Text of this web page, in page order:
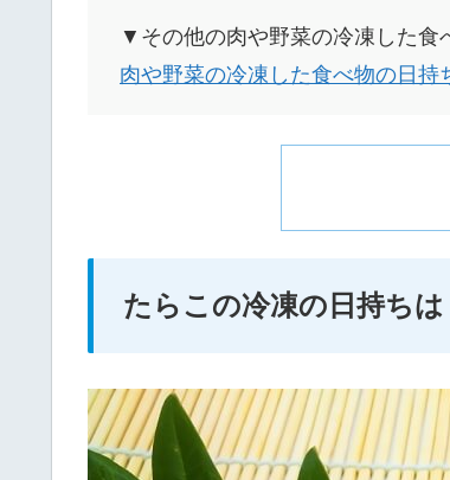
▼その他の肉や野菜の冷凍した食
肉や野菜の冷凍した食べ物の日持
たらこの冷凍の日持ち